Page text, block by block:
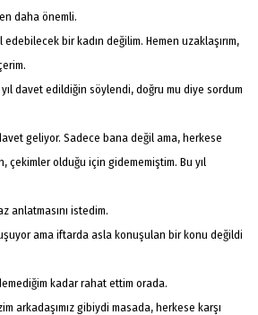
daha önemli.
bir kadın değilim. Hemen uzaklaşırım,
yıl davet edildiğin söylendi, doğru mu diye sordum
geliyor. Sadece bana değil ama, herkese
çekimler olduğu için gidememiştim. Bu yıl
anlatmasını istedim.
ama iftarda asla konuşulan bir konu değildi
kadar rahat ettim orada.
arkadaşımız gibiydi masada, herkese karşı